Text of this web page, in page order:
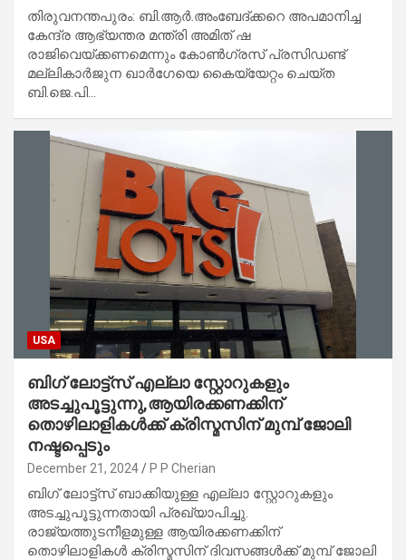
തിരുവനന്തപുരം: ബി.ആർ.അംബേദ്ക്കറെ അപമാനിച്ച
കേന്ദ്ര ആഭ്യന്തര മന്ത്രി അമിത് ഷ
രാജിവെയ്ക്കണമെന്നും കോൺഗ്രസ് പ്രസിഡണ്ട്
മല്ലികാർജുന ഖാർഗേയെ കൈയ്യേറ്റം ചെയ്ത
ബി.ജെ.പി…
USA
ബിഗ് ലോട്ട്സ് എല്ലാ സ്റ്റോറുകളും
അടച്ചുപൂട്ടുന്നു,ആയിരക്കണക്കിന്
തൊഴിലാളികൾക്ക് ക്രിസ്മസിന് മുമ്പ് ജോലി
നഷ്ടപ്പെടും
December 21, 2024 P P Cherian
ബിഗ് ലോട്ട്സ് ബാക്കിയുള്ള എല്ലാ സ്റ്റോറുകളും
അടച്ചുപൂട്ടുന്നതായി പ്രഖ്യാപിച്ചു.
രാജ്യത്തുടനീളമുള്ള ആയിരക്കണക്കിന്
തൊഴിലാളികൾ ക്രിസ്മസിന് ദിവസങ്ങൾക്ക് മുമ്പ് ജോലി